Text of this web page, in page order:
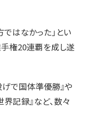
はなかった」とい
手権20連覇を成し遂
で国体準優勝』や
記録』など、数々